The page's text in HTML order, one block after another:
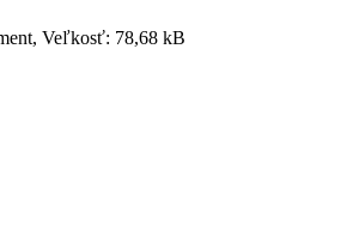
Veľkosť: 78,68 kB